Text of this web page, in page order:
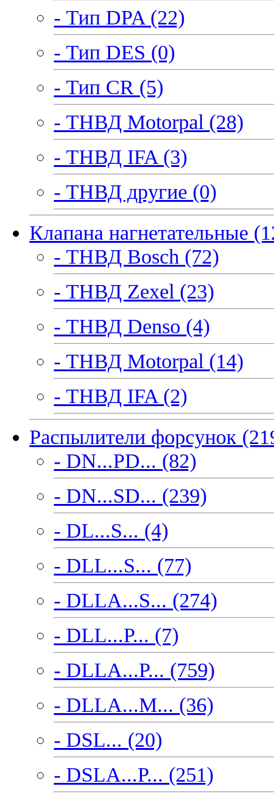
- Тип DPA (22)
- Тип DES (0)
- Тип CR (5)
- ТНВД Motorpal (28)
- ТНВД IFA (3)
- ТНВД другие (0)
Клапана нагнетательные
- ТНВД Bosch (72)
- ТНВД Zexel (23)
- ТНВД Denso (4)
- ТНВД Motorpal (14)
- ТНВД IFA (2)
Распылители форсунок
- DN...PD... (82)
- DN...SD... (239)
- DL...S... (4)
- DLL...S... (77)
- DLLA...S... (274)
- DLL...P... (7)
- DLLA...P... (759)
- DLLA...M... (36)
- DSL... (20)
- DSLA...P... (251)